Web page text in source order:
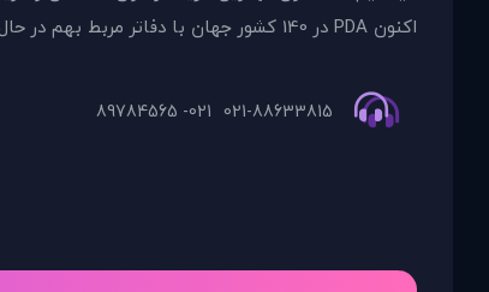
اکنون PDA در 140 کشور جهان با دفاتر مربط بهم در حال ارزیاب
021-88633815
021- 89784565